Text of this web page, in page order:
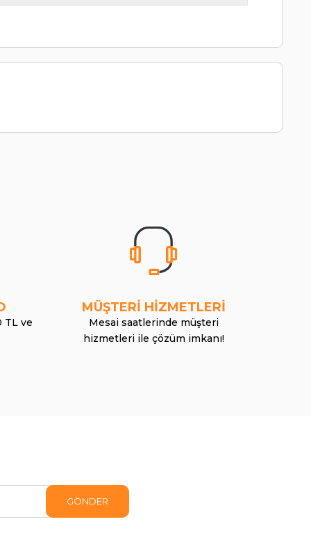
TL ve
MÜŞTERİ HİZMETLERİ
Mesai saatlerinde müşteri
hizmetleri ile çözüm imkanı!
GÖNDER